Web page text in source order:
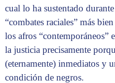
cual lo ha sustentado
“combates raciales” más
los afros “contemporáneos”
la justicia precisamente
(eternamente) inmediatos y
condición de negros.